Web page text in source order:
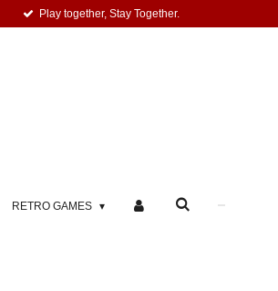
Play together, Stay Together.
RETRO GAMES